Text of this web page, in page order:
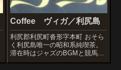
Coffee ヴィガ／利尻島
利尻郡利尻町沓形字本町 おそら
く利尻島唯一の昭和系純喫茶。
滞在時はジャズのBGMと競馬中
継のテレビ音声が交差。アンバ